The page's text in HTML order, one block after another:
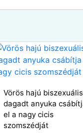
Vörös hajú biszexuális
dagadt anyuka
el a nagy cicis
szomszédját